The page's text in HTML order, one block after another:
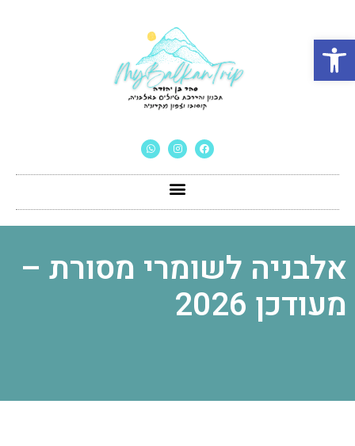
פתח סרגל נגישות
אלבניה לשומרי מסורת –
מעודכן 2026